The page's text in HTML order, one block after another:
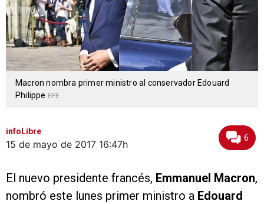
Macron nombra primer ministro al conservador Edouard
Philippe EFE
infoLibre
15 de mayo de 2017 16:47h
6
El nuevo presidente francés, Emmanuel Macron,
nombró este lunes primer ministro a Edouard